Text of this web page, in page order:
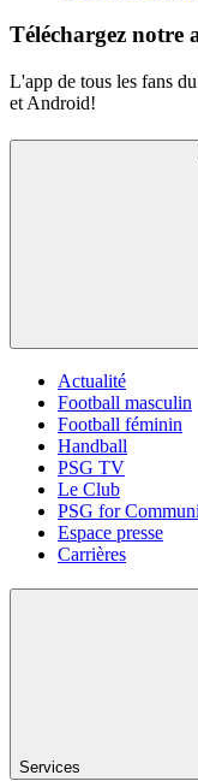
Téléchargez notre
L'app de tous les fans
et Android!
Actualité
Football masculin
Football féminin
Handball
PSG TV
Le Club
PSG for
Espace presse
Carrières
Services